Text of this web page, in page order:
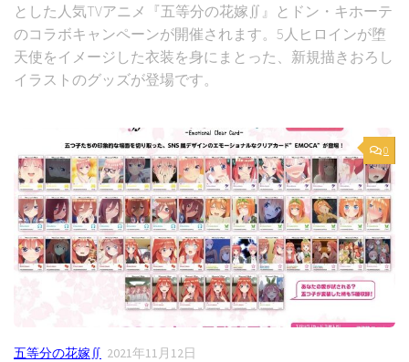
とした人気TVアニメ『五等分の花嫁∬』とドン・キホーテ
のコラボキャンペーンが開催されます。5人ヒロインが堕
天使をイメージした衣装を身にまとった、新規描きおろし
イラストのグッズが登場です。
0
五等分の花嫁∬ 2021年11月12日